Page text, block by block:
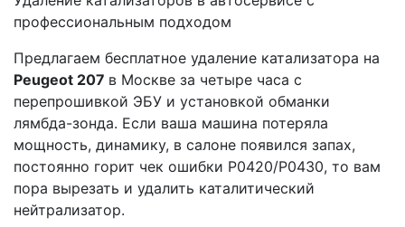
профессиональным подходом
Предлагаем бесплатное удаление катализатора на
Peugeot 207 в Москве за четыре часа с
перепрошивкой ЭБУ и установкой обманки
лямбда-зонда. Если ваша машина потеряла
мощность, динамику, в салоне появился запах,
постоянно горит чек ошибки Р0420/Р0430, то вам
пора вырезать и удалить каталитический
нейтрализатор.